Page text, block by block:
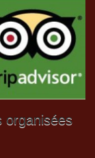
organisées